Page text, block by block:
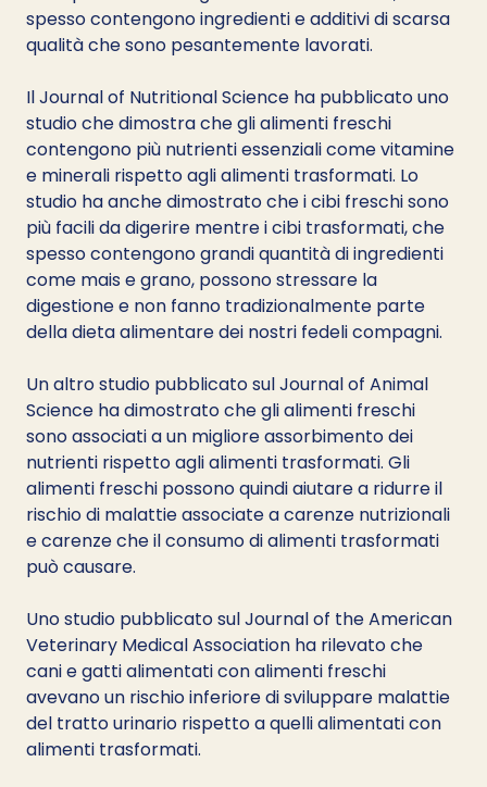
spesso contengono ingredienti e additivi di scarsa
qualità che sono pesantemente lavorati.
Il Journal of Nutritional Science ha pubblicato uno
studio che dimostra che gli alimenti freschi
contengono più nutrienti essenziali come vitamine
e minerali rispetto agli alimenti trasformati. Lo
studio ha anche dimostrato che i cibi freschi sono
più facili da digerire mentre i cibi trasformati, che
spesso contengono grandi quantità di ingredienti
come mais e grano, possono stressare la
digestione e non fanno tradizionalmente parte
della dieta alimentare dei nostri fedeli compagni.
Un altro studio pubblicato sul Journal of Animal
Science ha dimostrato che gli alimenti freschi
sono associati a un migliore assorbimento dei
nutrienti rispetto agli alimenti trasformati. Gli
alimenti freschi possono quindi aiutare a ridurre il
rischio di malattie associate a carenze nutrizionali
e carenze che il consumo di alimenti trasformati
può causare.
Uno studio pubblicato sul Journal of the American
Veterinary Medical Association ha rilevato che
cani e gatti alimentati con alimenti freschi
avevano un rischio inferiore di sviluppare malattie
del tratto urinario rispetto a quelli alimentati con
alimenti trasformati.